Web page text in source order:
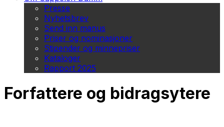
Presse
Nyhetsbrev
Send inn manus
Priser og nominasjoner
Stipender og minnepriser
Kataloger
Rapport 2025
Forfattere og bidragsytere